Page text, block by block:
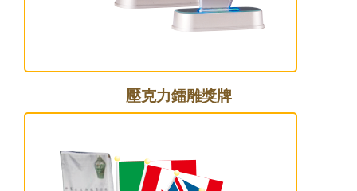
壓克力鐳雕獎牌